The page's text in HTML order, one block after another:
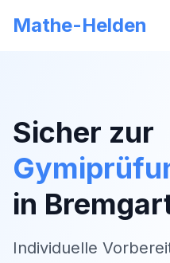
Mathe-Helden
Sicher zur
in
Individuelle